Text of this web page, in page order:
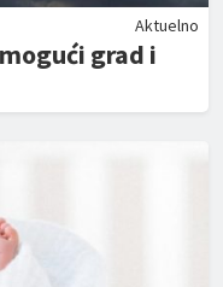
Aktuelno
grad i